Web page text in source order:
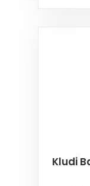
Kludi